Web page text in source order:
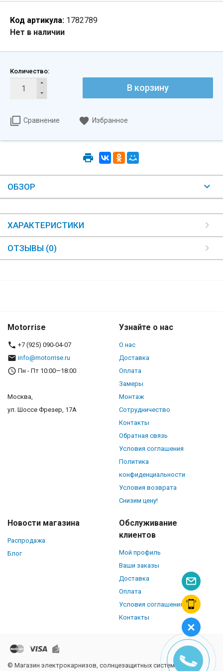
Код артикула: 1782789
Нет в наличии
Количество:
В корзину
Сравнение Избранное
ОБЗОР
ХАРАКТЕРИСТИКИ
ОТЗЫВЫ (0)
Motorrise
+7 (925) 090-04-07
info@motorrise.ru
Пн - Пт 10:00—18:00
Москва,
ул. Шоссе Фрезер, 17А
Узнайте о нас
О нас
Доставка
Оплата
Замеры
Монтаж
Сотрудничество
Контакты
Обратная связь
Условия соглашения
Политика
конфиденциальности
Условия возврата
Снизим цену!
Новости магазина
Распродажа
Блог
Обслуживание
клиентов
Мой профиль
Ваши заказы
Доставка
Оплата
Условия соглашения
Контакты
© Магазин электрокарнизов, солнцезащитных систем и